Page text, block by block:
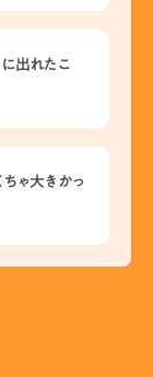
出れたこ
ゃ大きかっ